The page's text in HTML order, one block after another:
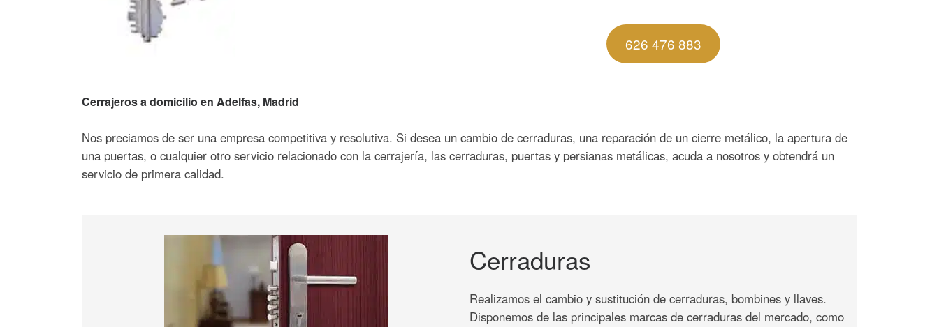
626 476 883
Cerrajeros a domicilio en Adelfas, Madrid
Nos preciamos de ser una empresa competitiva y resolutiva. Si desea un cambio de cerraduras, una reparación de un cierre metálico, la apertura de
una puertas, o cualquier otro servicio relacionado con la cerrajería, las cerraduras, puertas y persianas metálicas, acuda a nosotros y obtendrá un
servicio de primera calidad.
Cerraduras
Realizamos el cambio y sustitución de cerraduras, bombines y llaves.
Disponemos de las principales marcas de cerraduras del mercado, como